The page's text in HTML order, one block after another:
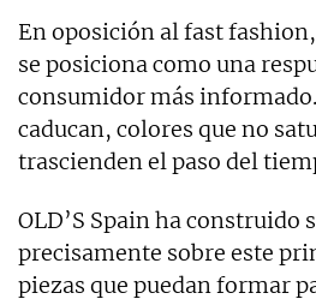
En oposición al fast
se posiciona como una
consumidor más
caducan, colores que no
trascienden el paso del
OLD’S Spain ha construido
precisamente sobre este
piezas que puedan formar